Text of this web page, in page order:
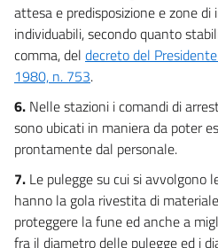
PARTE V
31
32
33
34
35
36
PARTE
NORME
attesa e predisposizione e zone di
individuabili, secondo quanto
comma, del decreto del
1980, n. 753.
6. Nelle stazioni i comandi di
sono ubicati in maniera da poter
prontamente dal personale.
7. Le pulegge su cui si avvolgono
hanno la gola rivestita di
proteggere la fune ed anche a
fra il diametro delle pulegge ed i